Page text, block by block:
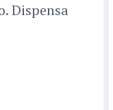
Dispensa